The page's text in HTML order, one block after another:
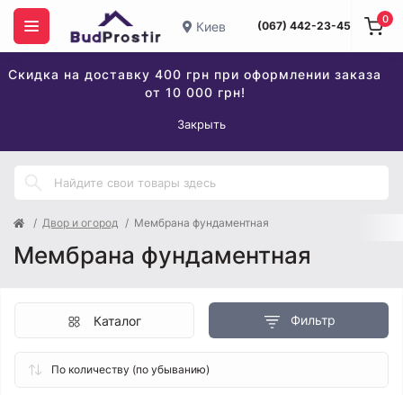
Киев (067) 442-23-45
Скидка на доставку 400 грн при оформлении заказа
от 10 000 грн!
Закрыть
0
Двор и огород Мембрана фундаментная
Мембрана фундаментная
Фильтр
Каталог